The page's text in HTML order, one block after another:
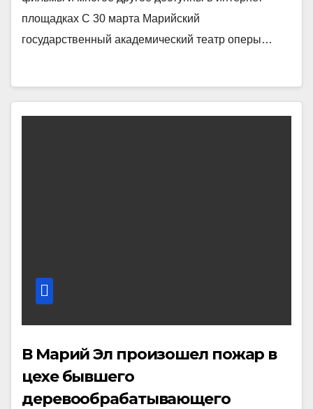
площадках С 30 марта Марийский
государственный академический театр оперы…
В Марий Эл произошел пожар в
цехе бывшего
деревообрабатывающего